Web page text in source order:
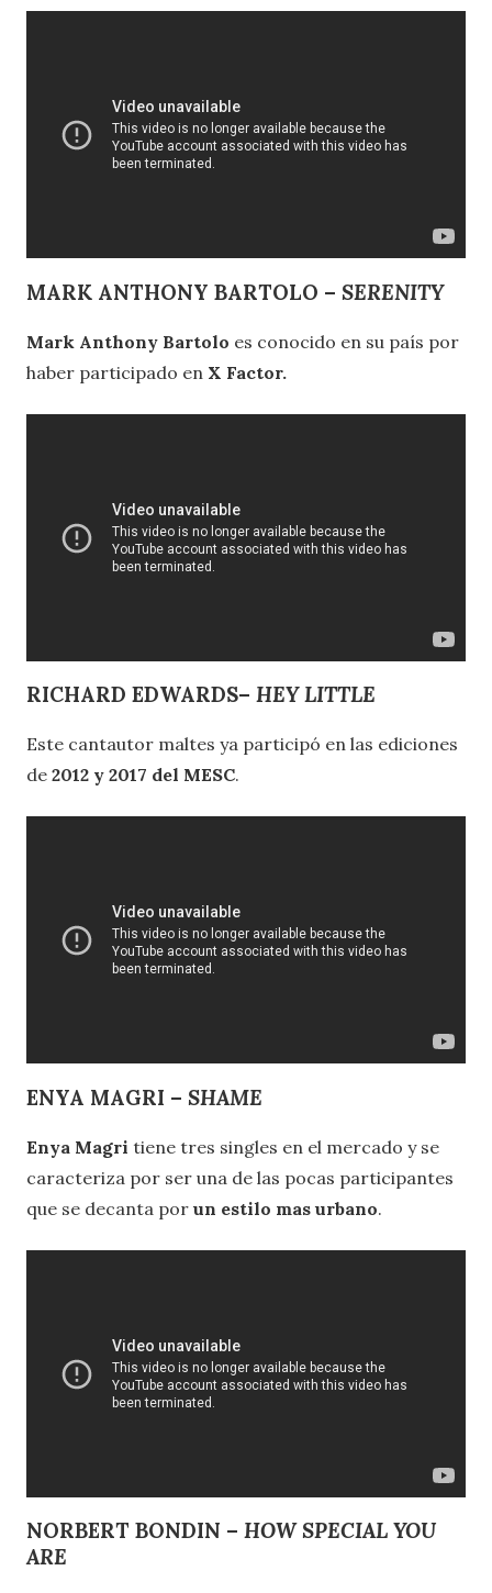
MARK ANTHONY BARTOLO – SERENITY
Mark Anthony Bartolo es conocido en su país por
haber participado en X Factor.
RICHARD EDWARDS– HEY LITTLE
Este cantautor maltes ya participó en las ediciones
de 2012 y 2017 del MESC.
ENYA MAGRI – SHAME
Enya Magri tiene tres singles en el mercado y se
caracteriza por ser una de las pocas participantes
que se decanta por un estilo mas urbano.
NORBERT BONDIN – HOW SPECIAL YOU
ARE